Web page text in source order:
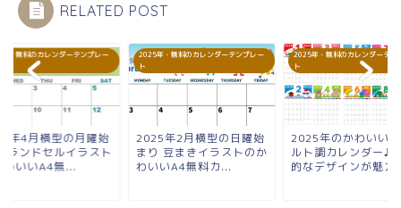
RELATED POST
・無料のカレンダーテンプレー
年4月横型の月曜始
ランドセルイラスト
わいいA4無...
2025年・無料のカレンダーテンプレー
ト
2025年2月横型の日曜始
まり 豆まきイラストのか
わいいA4無料カ...
2025年・無料のカレンダーテン
ト
2025年のかわいい
ルト調カレンダー♪
的なデザインが魅力